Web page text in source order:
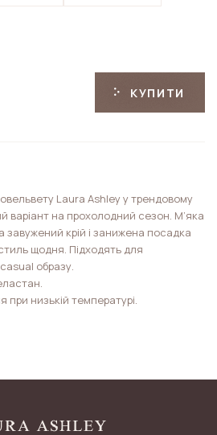
КУПИТИ
Laura Ashley у трендовому
варіант на прохолодний сезон. М’яка
завужений крій і занижена посадка
щодня. Підходять для
образу.
низькій температурі.